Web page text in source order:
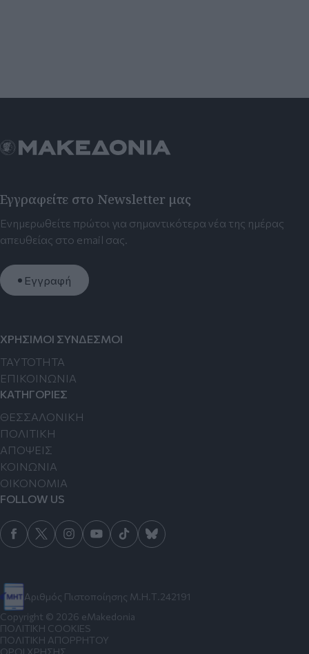
Εγγραφείτε στο Newsletter μας
Ενημερωθείτε πρώτοι για σημαντικότερα νέα της ημέρας
απευθείας στο email σας.
Εγγραφή
Αριθμός Πιστοποίησης Μ.Η.Τ.242191
ΧΡΗΣΙΜΟΙ ΣΥΝΔΕΣΜΟΙ
TAYTOTHTA
ΕΠΙΚΟΙΝΩΝΙΑ
ΚΑΤΗΓΟΡΙΕΣ
ΘΕΣΣΑΛΟΝΙΚΗ
ΠΟΛΙΤΙΚΗ
ΑΠΟΨΕΙΣ
ΚΟΙΝΩΝΙΑ
ΟΙΚΟΝΟΜΙΑ
FOLLOW US
Copyright © 2026 eMakedonia
ΠΟΛΙΤΙΚΗ COOKIES
ΠΟΛΙΤΙΚΗ ΑΠΟΡΡΗΤΟΥ
ΟΡΟΙ ΧΡΗΣΗΣ